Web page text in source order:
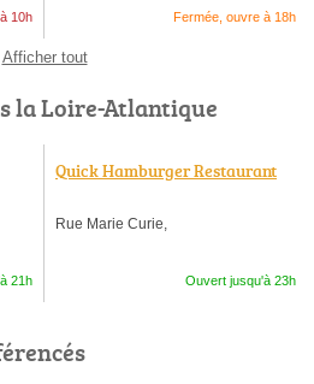
10h Fermée, ouvre à 18h
Afficher tout
la Loire-Atlantique
21h
Quick Hamburger Restaurant
Rue Marie Curie,
Ouvert jusqu'à 23h